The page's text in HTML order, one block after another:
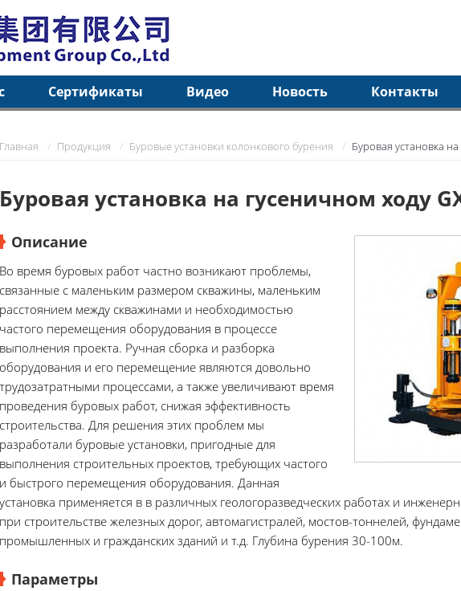
Сертификаты Видео Новость Контакты
Главная Продукция Буровые установки колонкового бурения Буровая установка
Буровая установка на гусеничном ходу
Описание
Во время буровых работ частно возникают проблемы,
связанные с маленьким размером скважины, маленьким
расстоянием между скважинами и необходимостью
частого перемещения оборудования в процессе
выполнения проекта. Ручная сборка и разборка
оборудования и его перемещение являются довольно
трудозатратными процессами, а также увеличивают время
проведения буровых работ, снижая эффективность
строительства. Для решения этих проблем мы
разработали буровые установки, пригодные для
выполнения строительных проектов, требующих частого
и быстрого перемещения оборудования. Данная
установка применяется в в различных геологоразведческих работах и
при строительстве железных дорог, автомагистралей, мостов-тоннелей,
промышленных и гражданских зданий и т.д. Глубина бурения 30-100м.
Параметры